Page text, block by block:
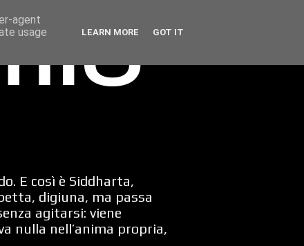
E così è Siddharta,
digiuna, ma passa
agitarsi: viene
nulla nell’anima propria,
agent
usage
LEARN MORE GOT IT